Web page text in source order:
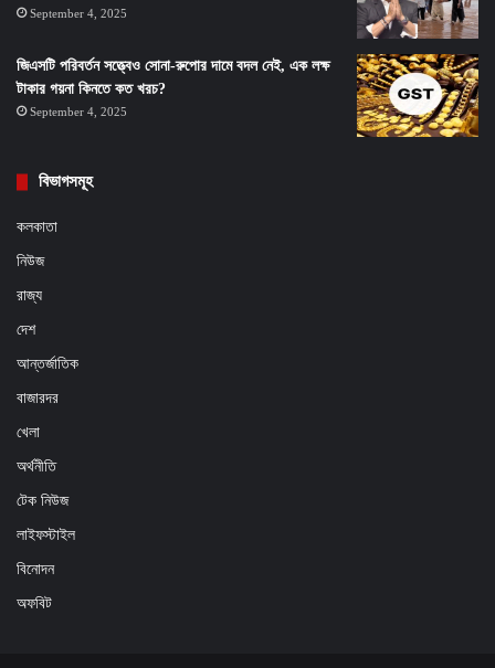
September 4, 2025
জিএসটি পরিবর্তন সত্ত্বেও সোনা-রুপোর দামে বদল নেই, এক লক্ষ
টাকার গয়না কিনতে কত খরচ?
September 4, 2025
বিভাগসমূহ
কলকাতা
নিউজ
রাজ্য
দেশ
আন্তর্জাতিক
বাজারদর
খেলা
অর্থনীতি
টেক নিউজ
লাইফস্টাইল
বিনোদন
অফবিট